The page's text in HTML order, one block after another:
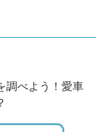
調べよう！愛車